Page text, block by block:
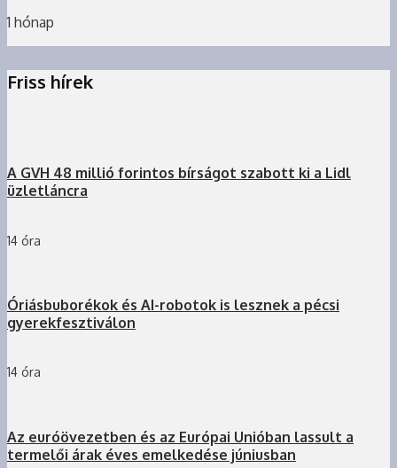
1 hónap
Friss hírek
A GVH 48 millió forintos bírságot szabott ki a Lidl
üzletláncra
14 óra
Óriásbuborékok és AI-robotok is lesznek a pécsi
gyerekfesztiválon
14 óra
Az euróövezetben és az Európai Unióban lassult a
termelői árak éves emelkedése júniusban